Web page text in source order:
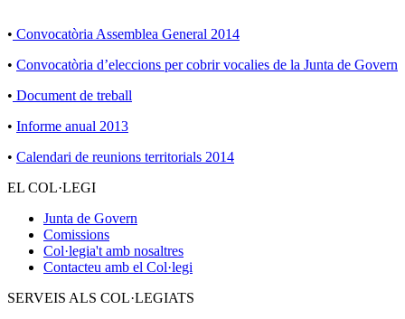
• Convocatòria Assemblea General 2014
• Convocatòria d’eleccions per cobrir vocalies de la Junta de Govern
• Document de treball
• Informe anual 2013
• Calendari de reunions territorials 2014
EL COL·LEGI
Junta de Govern
Comissions
Col·legia't amb nosaltres
Contacteu amb el Col·legi
SERVEIS ALS COL·LEGIATS